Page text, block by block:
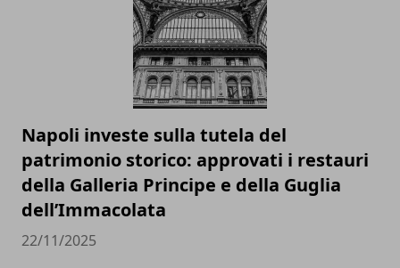
Napoli investe sulla tutela del
patrimonio storico: approvati i restauri
della Galleria Principe e della Guglia
dell’Immacolata
22/11/2025